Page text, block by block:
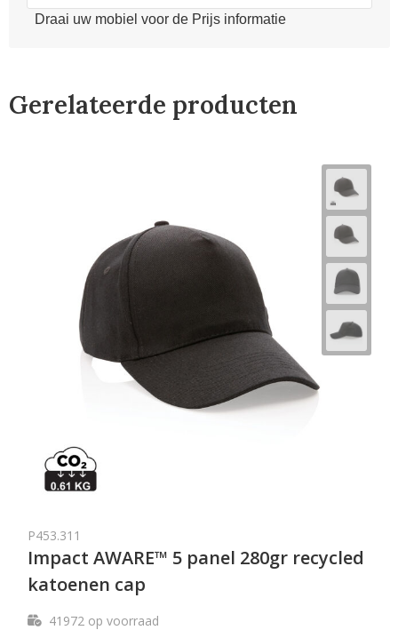
Draai uw mobiel voor de Prijs informatie
Gerelateerde producten
P453.311
Impact AWARE™ 5 panel 280gr recycled
katoenen cap
41972op voorraad